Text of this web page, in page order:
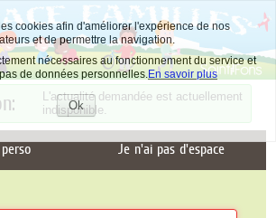
cookies afin d'améliorer l'expérience de nos
et de permettre la navigation.
nécessaires au fonctionnement du service et
de données personnelles.En savoir plus
Ok
Accepter
les
cookies
L'actualité demandée est actuellement
indisponible.
Je n'ai pas d'espace